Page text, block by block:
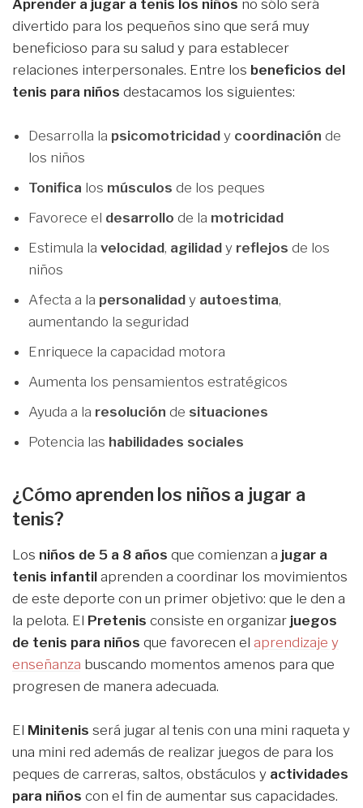
Aprender a jugar a tenis los niños no sólo será
divertido para los pequeños sino que será muy
beneficioso para su salud y para establecer
relaciones interpersonales. Entre los beneficios del
tenis para niños destacamos los siguientes:
Desarrolla la psicomotricidad y coordinación de
los niños
Tonifica los músculos de los peques
Favorece el desarrollo de la motricidad
Estimula la velocidad, agilidad y reflejos de los
niños
Afecta a la personalidad y autoestima,
aumentando la seguridad
Enriquece la capacidad motora
Aumenta los pensamientos estratégicos
Ayuda a la resolución de situaciones
Potencia las habilidades sociales
¿Cómo aprenden los niños a jugar a
tenis?
Los niños de 5 a 8 años que comienzan a jugar a
tenis infantil aprenden a coordinar los movimientos
de este deporte con un primer objetivo: que le den a
la pelota. El Pretenis consiste en organizar juegos
de tenis para niños que favorecen el aprendizaje y
enseñanza buscando momentos amenos para que
progresen de manera adecuada.
El Minitenis será jugar al tenis con una mini raqueta y
una mini red además de realizar juegos de para los
peques de carreras, saltos, obstáculos y actividades
para niños con el fin de aumentar sus capacidades.